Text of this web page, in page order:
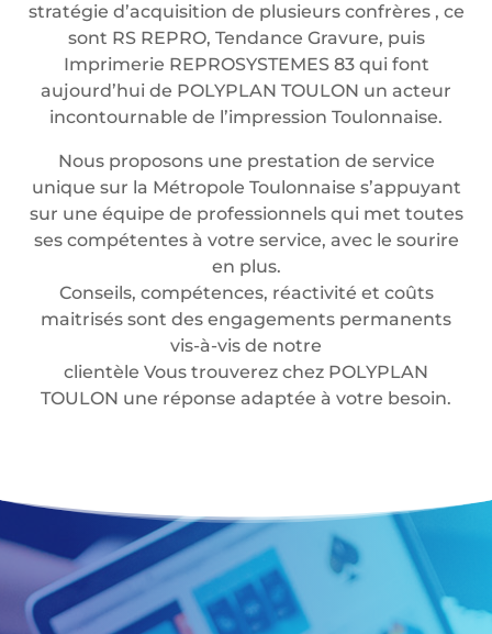
stratégie d’acquisition de plusieurs confrères , ce
sont RS REPRO, Tendance Gravure, puis
Imprimerie REPROSYSTEMES 83 qui font
aujourd’hui de POLYPLAN TOULON un acteur
incontournable de l’impression Toulonnaise.
Nous proposons une prestation de service
unique sur la Métropole Toulonnaise s’appuyant
sur une équipe de professionnels qui met toutes
ses compétentes à votre service, avec le sourire
en plus.
Conseils, compétences, réactivité et coûts
maitrisés sont des engagements permanents
vis-à-vis de notre
clientèle Vous trouverez chez POLYPLAN
TOULON une réponse adaptée à votre besoin.